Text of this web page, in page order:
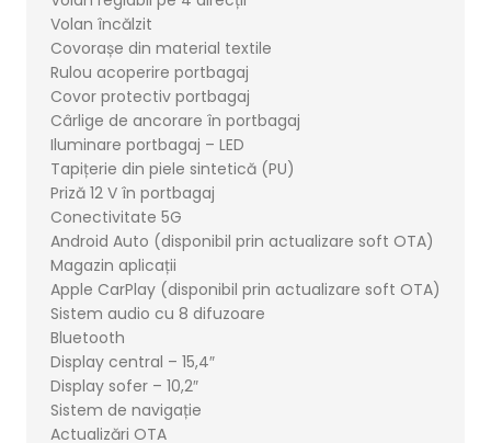
Volan încălzit
Covorașe din material textile
Rulou acoperire portbagaj
Covor protectiv portbagaj
Cârlige de ancorare în portbagaj
Iluminare portbagaj – LED
Tapițerie din piele sintetică (PU)
Priză 12 V în portbagaj
Conectivitate 5G
Android Auto (disponibil prin actualizare soft OTA)
Magazin aplicații
Apple CarPlay (disponibil prin actualizare soft OTA)
Sistem audio cu 8 difuzoare
Bluetooth
Display central – 15,4″
Display sofer – 10,2″
Sistem de navigație
Actualizări OTA